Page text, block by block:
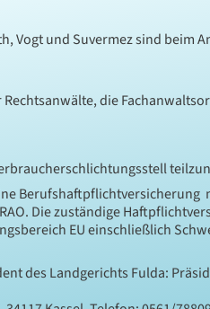
Vogt und Suvermez sind beim
die
Berufshaftpflichtversicherung
Die zuständige
EU einschließlich
des Landgerichts Fulda: